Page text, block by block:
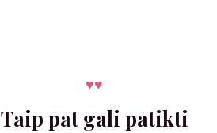
♥♥
Taip pat gali patikti